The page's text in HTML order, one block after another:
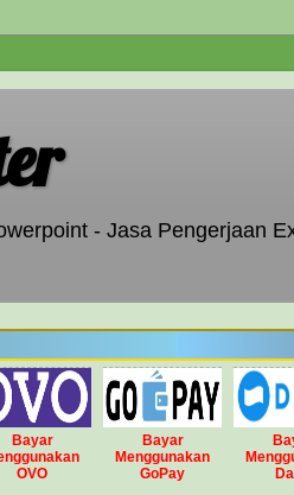
- Jasa Pengerjaan
Bayar
OVO
Bayar
Menggunakan
GoPay